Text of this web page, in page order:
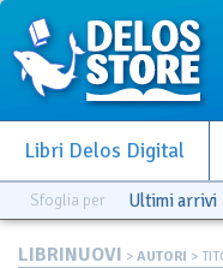
Libri Delos Digital
Sfoglia per Ultimi arrivi
LIBRINUOVI > AUTORI >